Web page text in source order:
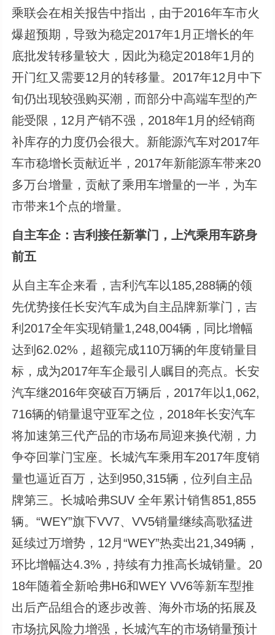
乘联会在相关报告中指出，由于2016年车市火
爆超预期，导致为稳定2017年1月正增长的年
底批发转移量较大，因此为稳定2018年1月的
开门红又需要12月的转移量。2017年12月中下
旬仍出现较强购买潮，而部分中高端车型的产
能受限，12月产销不强，2018年1月的经销商
补库存的力度仍会很大。新能源汽车对2017年
车市稳增长贡献近半，2017年新能源车带来20
多万台增量，贡献了乘用车增量的一半，为车
市带来1个点的增量。
自主车企：吉利接任新掌门，上汽乘用车跻身
前五
从自主车企来看，吉利汽车以185,288辆的领
先优势接任长安汽车成为自主品牌新掌门，吉
利2017全年实现销量1,248,004辆，同比增幅
达到62.02%，超额完成110万辆的年度销量目
标，成为2017年车企最引人瞩目的亮点。长安
汽车继2016年突破百万辆后，2017年以1,062,
716辆的销量退守亚军之位，2018年长安汽车
将加速第三代产品的市场布局迎来换代潮，力
争夺回掌门宝座。长城汽车乘用车2017年度销
量也逼近百万，达到950,315辆，位列自主品
牌第三。长城哈弗SUV 全年累计销售851,855
辆。“WEY”旗下VV7、VV5销量继续高歌猛进
延续过万增势，12月“WEY”热卖出21,349辆，
环比增幅达4.3%，持续有力推高长城销量。20
18年随着全新哈弗H6和WEY VV6等新车型推
出后产品组合的逐步改善、海外市场的拓展及
市场抗风险力增强，长城汽车的市场销量预计